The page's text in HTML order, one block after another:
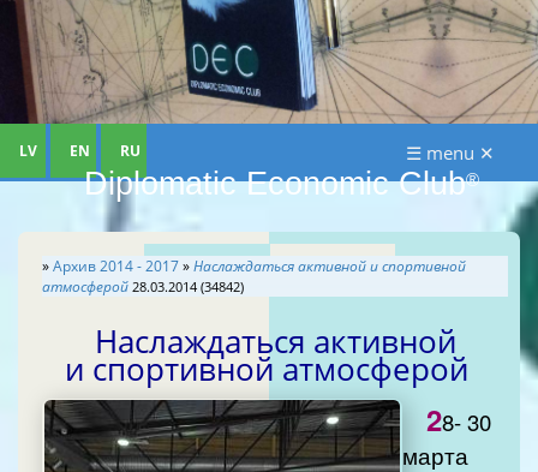
Diplomatic Economic Club®
LV EN RU ☰ menu ✕
»Архив 2014 - 2017»Наслаждаться активной и спортивной
атмосферой 28.03.2014 (34842)
Наслаждаться активной
и спортивной атмосферой
28- 30
марта